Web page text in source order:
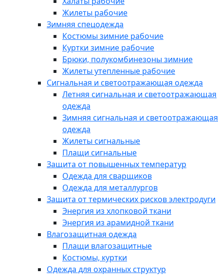
Жилеты рабочие
Зимняя спецодежда
Костюмы зимние рабочие
Куртки зимние рабочие
Брюки, полукомбинезоны зимние
Жилеты утепленные рабочие
Сигнальная и светоотражающая одежда
Летняя сигнальная и светоотражающая
одежда
Зимняя сигнальная и светоотражающая
одежда
Жилеты сигнальные
Плащи сигнальные
Защита от повышенных температур
Одежда для сварщиков
Одежда для металлургов
Защита от термических рисков электродуги
Энергия из хлопковой ткани
Энергия из арамидной ткани
Влагозащитная одежда
Плащи влагозащитные
Костюмы, куртки
Одежда для охранных структур